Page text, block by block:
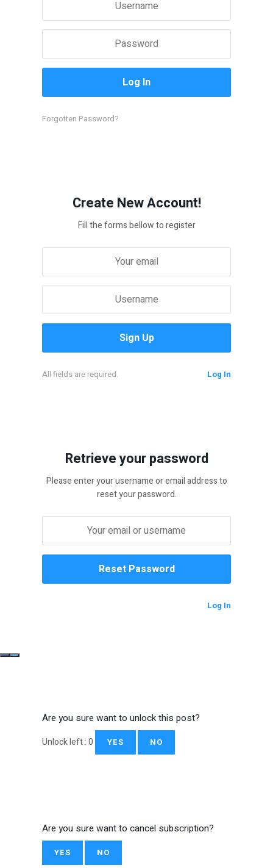
Forgotten Password?
Create New Account!
Fill the forms bellow to register
All fields are required. Log In
Retrieve your password
Please enter your username or email address to
reset your password.
Log In
Are you sure want to unlock this post?
Unlock left : 0 YES NO
Are you sure want to cancel subscription?
YES NO